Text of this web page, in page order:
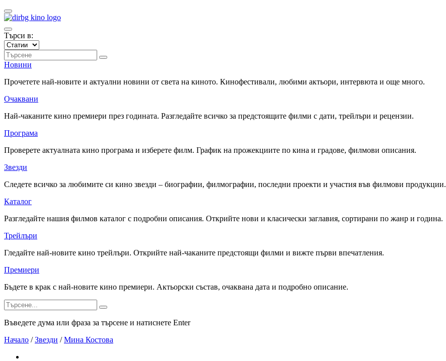
Търси в:
Новини
Прочетете най-новите и актуални новини от света на киното. Кинофестивали, любими актьори, интервюта и още много.
Очаквани
Най-чаканите кино премиери през годината. Разгледайте всичко за предстоящите филми с дати, трейлъри и рецензии.
Програма
Проверете актуалната кино програма и изберете филм. График на прожекциите по кина и градове, филмови описания.
Звезди
Следете всичко за любимите си кино звезди – биографии, филмографии, последни проекти и участия във филмови продукции.
Каталог
Разгледайте нашия филмов каталог с подробни описания. Открийте нови и класически заглавия, сортирани по жанр и година.
Трейлъри
Гледайте най-новите кино трейлъри. Открийте най-чаканите предстоящи филми и вижте първи впечатления.
Премиери
Бъдете в крак с най-новите кино премиери. Актьорски състав, очаквана дата и подробно описание.
Въведете дума или фраза за търсене и натиснете Enter
Начало / Звезди / Мина Костова